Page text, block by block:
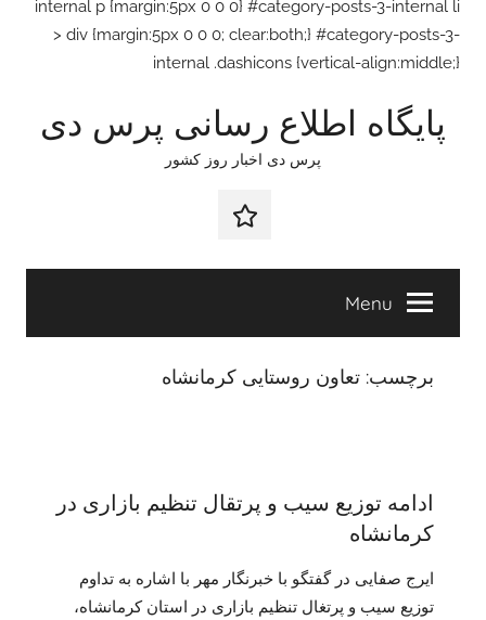
internal p {margin:5px 0 0 0} #category-posts-3-internal li
> div {margin:5px 0 0 0; clear:both;} #category-posts-3-
internal .dashicons {vertical-align:middle;}
content
پایگاه اطلاع رسانی پرس دی
پرس دی اخبار روز کشور
صفحه
Menu
برچسب: تعاون روستایی کرمانشاه
ادامه توزیع سیب و پرتقال تنظیم بازاری در
کرمانشاه
ایرج صفایی در گفتگو با خبرنگار مهر با اشاره به تداوم
توزیع سیب و پرتغال تنظیم بازاری در استان کرمانشاه،